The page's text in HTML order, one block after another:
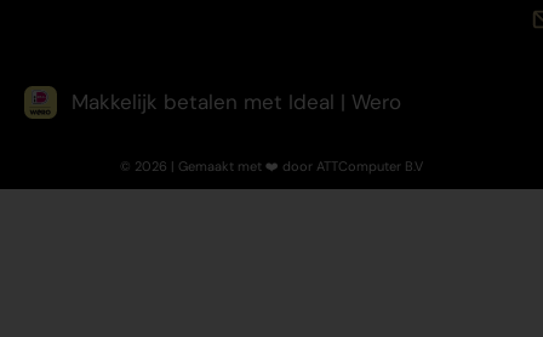
Makkelijk betalen met Ideal | Wero
© 2026 | Gemaakt met ❤️ door ATTComputer B.V